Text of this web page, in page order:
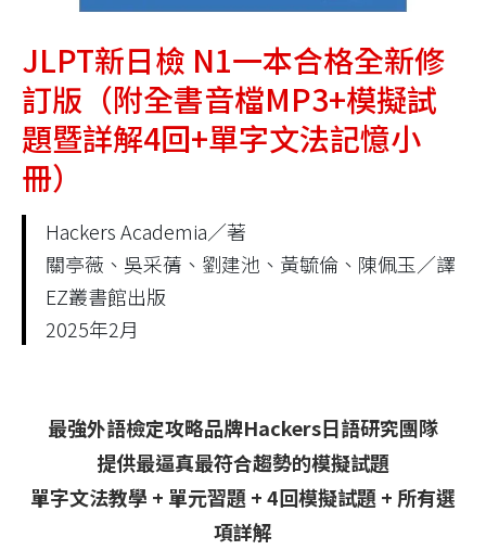
JLPT新日檢 N1一本合格全新修
訂版（附全書音檔MP3+模擬試
題暨詳解4回+單字文法記憶小
冊）
Hackers Academia／著
關亭薇、吳采蒨、劉建池、黃毓倫、陳佩玉／譯
EZ叢書館出版
2025年2月
最強外語檢定攻略品牌Hackers日語研究團隊
提供最逼真最符合趨勢的模擬試題
單字文法教學 + 單元習題 + 4回模擬試題 + 所有選
項詳解